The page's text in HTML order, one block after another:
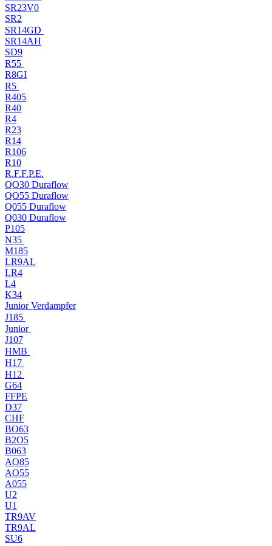
SR23V0
SR2
SR14GD
SR14AH
SD9
R55
R8GI
R5
R405
R40
R4
R23
R14
R106
R10
R.F.F.P.E.
QO30 Duraflow
QO55 Duraflow
Q055 Duraflow
Q030 Duraflow
P105
N35
M185
LR9AL
LR4
L4
K34
Junior Verdampfer
J185
Junior
J107
HMB
H17
H12
G64
FFPE
D37
CHF
BO63
B2O5
B063
AO85
AO55
A055
U2
U1
TR9AV
TR9AL
SU6